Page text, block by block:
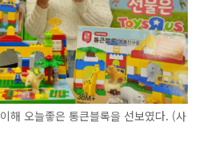
해 오늘좋은 통큰블록을 선보였다. (사